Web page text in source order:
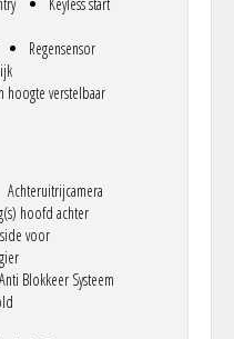
Keyless start
Regensensor
hoogte verstelbaar
Achteruitrijcamera
hoofd achter
voor
Anti Blokkeer Systeem